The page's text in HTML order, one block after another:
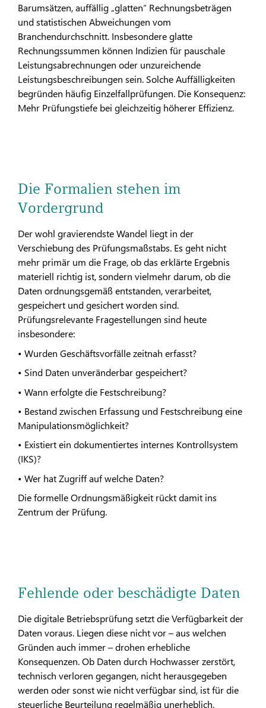
Barumsätzen, auffällig „glatten“ Rechnungsbeträgen
und statistischen Abweichungen vom
Branchendurchschnitt. Insbesondere glatte
Rechnungssummen können Indizien für pauschale
Leistungsabrechnungen oder unzureichende
Leistungsbeschreibungen sein. Solche Auffälligkeiten
begründen häufig Einzelfallprüfungen. Die Konsequenz:
Mehr Prüfungstiefe bei gleichzeitig höherer Effizienz.
Die Formalien stehen im
Vordergrund
Der wohl gravierendste Wandel liegt in der
Verschiebung des Prüfungsmaßstabs. Es geht nicht
mehr primär um die Frage, ob das erklärte Ergebnis
materiell richtig ist, sondern vielmehr darum, ob die
Daten ordnungsgemäß entstanden, verarbeitet,
gespeichert und gesichert worden sind.
Prüfungsrelevante Fragestellungen sind heute
insbesondere:
• Wurden Geschäftsvorfälle zeitnah erfasst?
• Sind Daten unveränderbar gespeichert?
• Wann erfolgte die Festschreibung?
• Bestand zwischen Erfassung und Festschreibung eine
Manipulationsmöglichkeit?
• Existiert ein dokumentiertes internes Kontrollsystem
(IKS)?
• Wer hat Zugriff auf welche Daten?
Die formelle Ordnungsmäßigkeit rückt damit ins
Zentrum der Prüfung.
Fehlende oder beschädigte Daten
Die digitale Betriebsprüfung setzt die Verfügbarkeit der
Daten voraus. Liegen diese nicht vor – aus welchen
Gründen auch immer – drohen erhebliche
Konsequenzen. Ob Daten durch Hochwasser zerstört,
technisch verloren gegangen, nicht herausgegeben
werden oder sonst wie nicht verfügbar sind, ist für die
steuerliche Beurteilung regelmäßig unerheblich.